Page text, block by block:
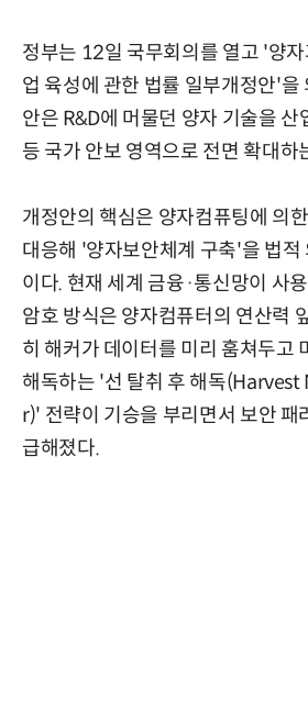
정부는 12일 국무회의를 열고 '양
업 육성에 관한 법률 일부개정안'을
안은 R&D에 머물던 양자 기술을 산
등 국가 안보 영역으로 전면 확대하
개정안의 핵심은 양자컴퓨팅에 의
대응해 '양자보안체계 구축'을 법적
이다. 현재 세계 금융·통신망이 사
암호 방식은 양자컴퓨터의 연산력
히 해커가 데이터를 미리 훔쳐두고
해독하는 '선 탈취 후 해독
r)' 전략이 기승을 부리면서 보안 패
급해졌다.